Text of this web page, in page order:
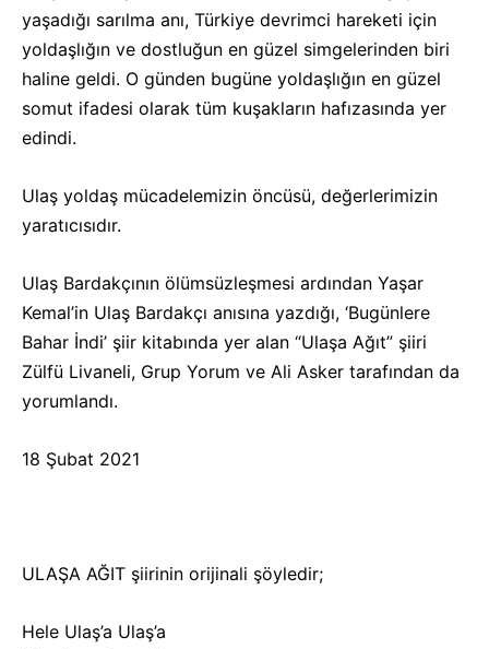
yaşadığı sarılma anı, Türkiye devrimci hareketi için
yoldaşlığın ve dostluğun en güzel simgelerinden biri
haline geldi. O günden bugüne yoldaşlığın en güzel
somut ifadesi olarak tüm kuşakların hafızasında yer
edindi.
Ulaş yoldaş mücadelemizin öncüsü, değerlerimizin
yaratıcısıdır.
Ulaş Bardakçının ölümsüzleşmesi ardından Yaşar
Kemal’in Ulaş Bardakçı anısına yazdığı, ‘Bugünlere
Bahar İndi’ şiir kitabında yer alan “Ulaşa Ağıt” şiiri
Zülfü Livaneli, Grup Yorum ve Ali Asker tarafından da
yorumlandı.
18 Şubat 2021
ULAŞA AĞIT şiirinin orijinali şöyledir;
Hele Ulaş’a Ulaş’a